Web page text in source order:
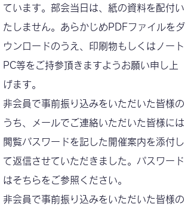
ています。部会当日は、紙の資料を配付い
たしません。あらかじめPDFファイルをダ
ウンロードのうえ、印刷物もしくはノート
PC等をご持参頂きますようお願い申し上
げます。
非会員で事前振り込みをいただいた皆様の
うち、メールでご連絡いただいた皆様には
閲覧パスワードを記した開催案内を添付し
て返信させていただきました。パスワード
はそちらをご参照ください。
非会員で事前振り込みをいただいた皆様の